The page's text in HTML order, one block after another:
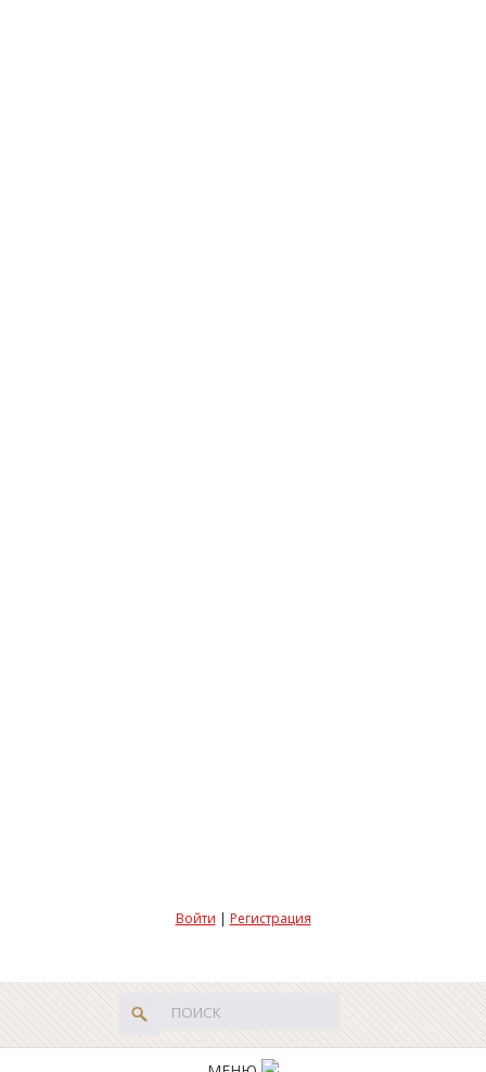
Войти | Регистрация